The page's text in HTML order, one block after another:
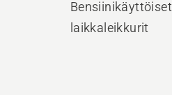
Bensiinikäyttöiset
laikkaleikkurit